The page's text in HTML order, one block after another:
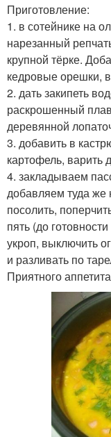
Приготовление:
1. в сотейнике на
нарезанный
крупной тёрке.
кедровые орешки,
2. дать закипеть
раскрошенный
деревянной
3. добавить в
картофель, варить
4. закладываем
добавляем туда
посолить,
пять (до
укроп, выключить
и разливать по
Приятного